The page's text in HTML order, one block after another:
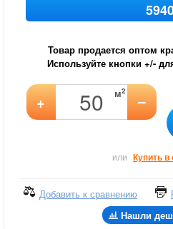
Товар продается оптом
Используйте кнопки +/-
+ м2 –
или Купить в
Добавить к сравнению
Нашли